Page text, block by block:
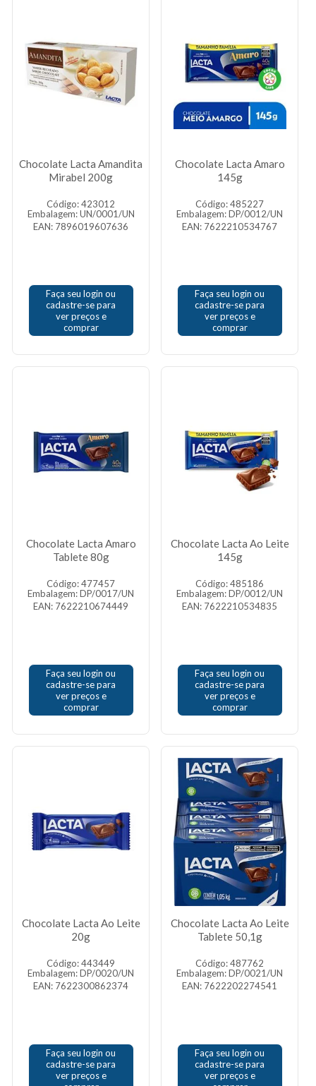
Chocolate Lacta Amandita
Mirabel 200g
Código: 423012
Embalagem: UN/0001/UN
EAN: 7896019607636
Faça seu login ou
cadastre-se para
ver preços e
comprar
Chocolate Lacta Amaro
145g
Código: 485227
Embalagem: DP/0012/UN
EAN: 7622210534767
Faça seu login ou
cadastre-se para
ver preços e
comprar
Chocolate Lacta Amaro
Tablete 80g
Código: 477457
Embalagem: DP/0017/UN
EAN: 7622210674449
Faça seu login ou
cadastre-se para
ver preços e
comprar
Chocolate Lacta Ao Leite
145g
Código: 485186
Embalagem: DP/0012/UN
EAN: 7622210534835
Faça seu login ou
cadastre-se para
ver preços e
comprar
Chocolate Lacta Ao Leite
20g
Código: 443449
Embalagem: DP/0020/UN
EAN: 7622300862374
Faça seu login ou
cadastre-se para
ver preços e
Chocolate Lacta Ao Leite
Tablete 50,1g
Código: 487762
Embalagem: DP/0021/UN
EAN: 7622202274541
Faça seu login ou
cadastre-se para
ver preços e